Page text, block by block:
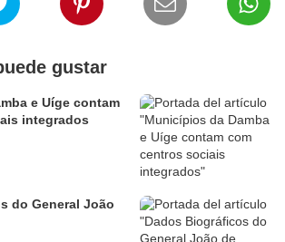
gustar
e Uíge contam
integrados
do General João